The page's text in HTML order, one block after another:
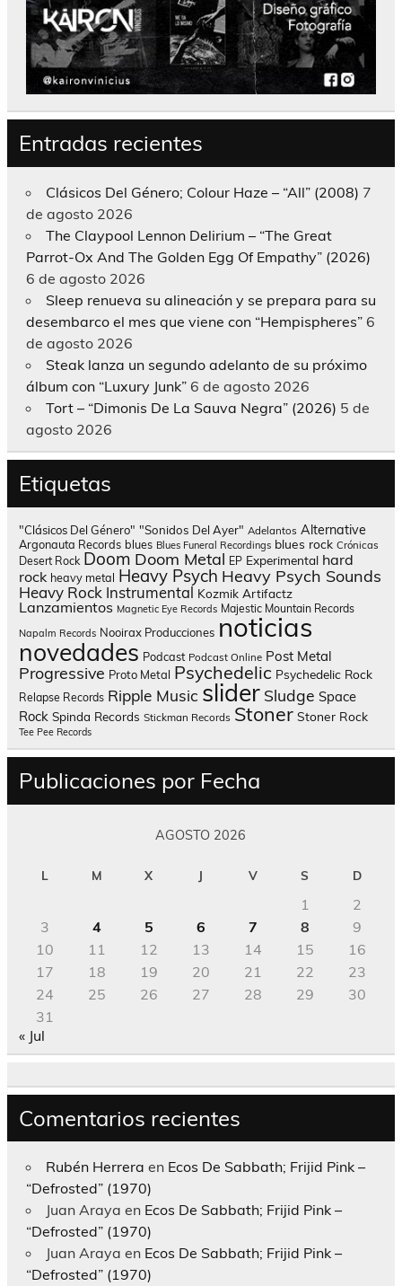
Entradas recientes
Clásicos Del Género; Colour Haze – “All” (2008) 7
de agosto 2026
The Claypool Lennon Delirium – “The Great
Parrot-Ox And The Golden Egg Of Empathy” (2026)
6 de agosto 2026
Sleep renueva su alineación y se prepara para su
desembarco el mes que viene con “Hempispheres” 6
de agosto 2026
Steak lanza un segundo adelanto de su próximo
álbum con “Luxury Junk” 6 de agosto 2026
Tort – “Dimonis De La Sauva Negra” (2026) 5 de
agosto 2026
Etiquetas
"Clásicos Del Género" "Sonidos Del Ayer" Adelantos Alternative
Argonauta Records blues Blues Funeral Recordings blues rock Crónicas
Desert Rock Doom Doom Metal EP Experimental hard
rock heavy metal Heavy Psych Heavy Psych Sounds
Heavy Rock Instrumental Kozmik Artifactz
Lanzamientos Magnetic Eye Records Majestic Mountain Records
Napalm Records Nooirax Producciones noticias
novedades Podcast Podcast Online Post Metal
Progressive Proto Metal Psychedelic Psychedelic Rock
Relapse Records Ripple Music slider Sludge Space
Rock Spinda Records Stickman Records Stoner Stoner Rock
Tee Pee Records
Publicaciones por Fecha
AGOSTO 2026
L M X J V S D
1
2
3
4 5 6 7 8
9
10
11 12 13 14 15
16
17
18 19 20 21 22
23
24
25 26 27 28 29
30
31
« Jul
Comentarios recientes
Rubén Herrera en Ecos De Sabbath; Frijid Pink –
“Defrosted” (1970)
Juan Araya en Ecos De Sabbath; Frijid Pink –
“Defrosted” (1970)
Juan Araya en Ecos De Sabbath; Frijid Pink –
“Defrosted” (1970)